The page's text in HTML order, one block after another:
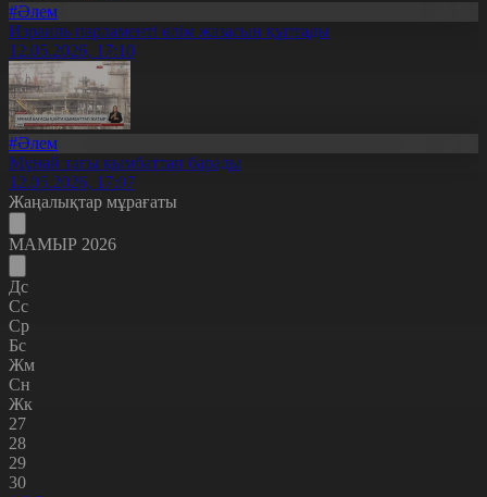
#Әлем
Израиль парламенті өлім жазасын құптады
12.05.2026, 17:10
#Әлем
Мұнай тағы қымбаттап барады
12.05.2026, 17:07
Жаңалықтар мұрағаты
МАМЫР 2026
Дс
Сс
Ср
Бс
Жм
Сн
Жк
27
28
29
30